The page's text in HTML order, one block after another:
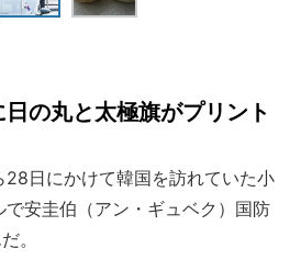
の丸と太極旗がプリント
日にかけて韓国を訪れていた小
安圭伯（アン・ギュベク）国防
。